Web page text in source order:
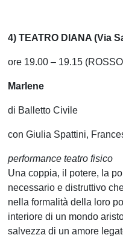
4) TEATRO DIANA (Via
ore 19.00 – 19.15
Marlene
di Balletto Civile
con Giulia Spattini,
performance teatro fisico
Una coppia, il potere, la
necessario e distruttivo
nella formalità della loro
interiore di un mondo
salvezza di un amore